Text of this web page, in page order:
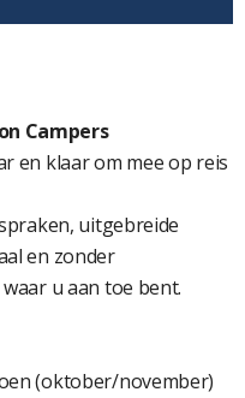
Campers
en klaar om mee op reis
uitgebreide
en zonder
u aan toe bent.
(oktober/november)